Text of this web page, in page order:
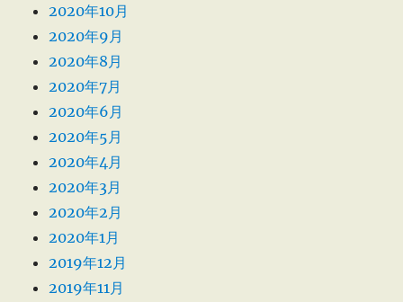
2020年10月
2020年9月
2020年8月
2020年7月
2020年6月
2020年5月
2020年4月
2020年3月
2020年2月
2020年1月
2019年12月
2019年11月